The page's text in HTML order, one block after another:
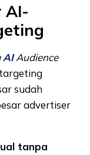
AI-
AIAudience
sudah
advertiser
tanpa